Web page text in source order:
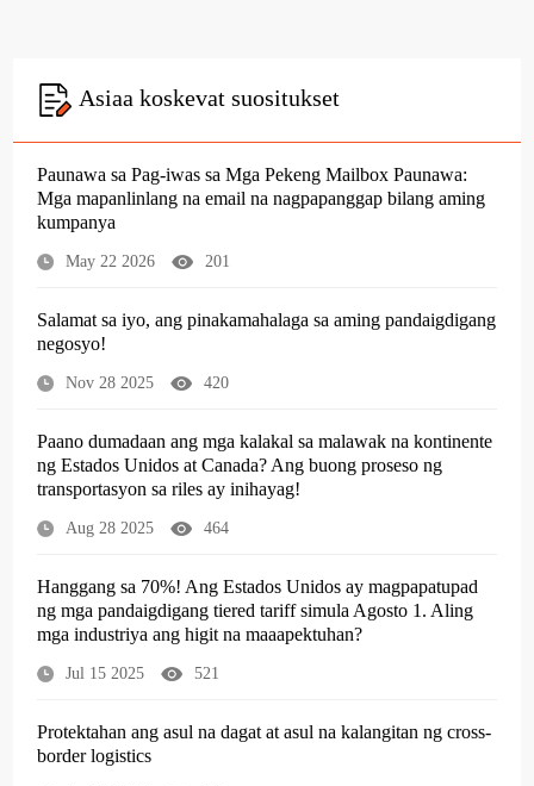
nada? Ang buong proseso ng transportasyo
n sa riles ay inihayag!
Asiaa koskevat suositukset
Paunawa sa Pag-iwas sa Mga Pekeng Mailbox Paunawa:
Mga mapanlinlang na email na nagpapanggap bilang aming
kumpanya
May 22 2026 201
Salamat sa iyo, ang pinakamahalaga sa aming pandaigdigang
negosyo!
Nov 28 2025 420
Paano dumadaan ang mga kalakal sa malawak na kontinente
ng Estados Unidos at Canada? Ang buong proseso ng
transportasyon sa riles ay inihayag!
Aug 28 2025 464
Hanggang sa 70%! Ang Estados Unidos ay magpapatupad
ng mga pandaigdigang tiered tariff simula Agosto 1. Aling
mga industriya ang higit na maaapektuhan?
Jul 15 2025 521
Protektahan ang asul na dagat at asul na kalangitan ng cross-
border logistics